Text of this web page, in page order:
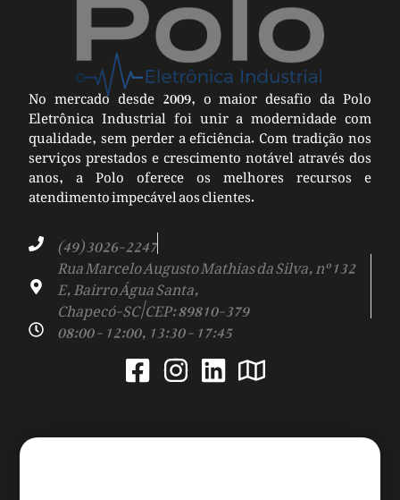
No mercado desde 2009, o maior desafio da Polo
Eletrônica Industrial foi unir a modernidade com
qualidade, sem perder a eficiência. Com tradição nos
serviços prestados e crescimento notável através dos
anos, a Polo oferece os melhores recursos e
atendimento impecável aos clientes.
(49) 3026-2247
Rua Marcelo Augusto Mathias da Silva, nº 132
E, Bairro Água Santa,
Chapecó-SC | CEP: 89810-379
08:00 - 12:00, 13:30 - 17:45